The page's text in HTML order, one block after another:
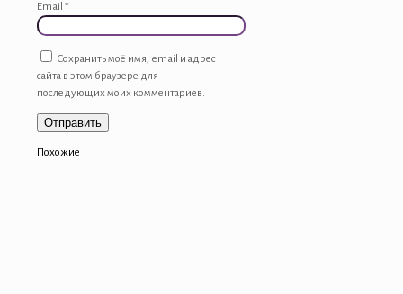
Email *
Сохранить моё имя, email и адрес
сайта в этом браузере для
последующих моих комментариев.
Похожие